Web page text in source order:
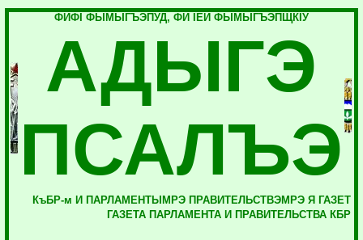
ФИФI ФЫМЫГЪЭПУД, ФИ IЕЙ ФЫМЫГЪЭПЩКIУ
АДЫГЭ
ПСАЛЪЭ
КъБР-м И ПАРЛАМЕНТЫМРЭ ПРАВИТЕЛЬСТВЭМРЭ Я ГАЗЕТ
ГАЗЕТА ПАРЛАМЕНТА И ПРАВИТЕЛЬСТВА КБР